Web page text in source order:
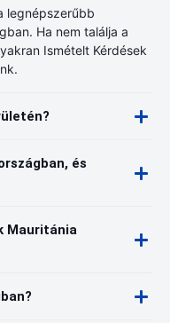
legnépszerűbb
Ha nem találja a
Ismételt Kérdések
és
Mauritánia